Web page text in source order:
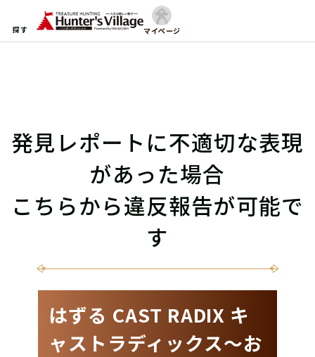
探す マイページ
発見レポートに不適切な表現
があった場合
こちらから違反報告が可能で
す
はずる CAST RADIX キ
ャストラディックス〜お